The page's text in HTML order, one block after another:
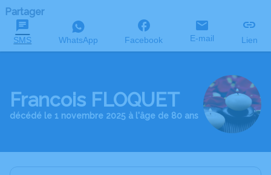
Partager
SMS WhatsApp Facebook E-mail Lien
Francois FLOQUET
décédé le 1 novembre 2025 à l'âge de 80 ans